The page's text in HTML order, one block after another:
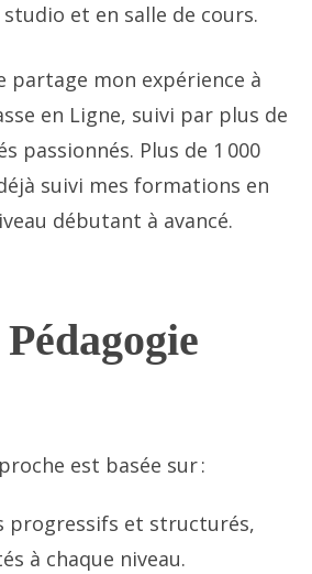
studio et en salle de cours.
partage mon expérience à
en Ligne, suivi par plus de
passionnés. Plus de 1 000
suivi mes formations en
débutant à avancé.
est basée sur :
progressifs et structurés,
à chaque niveau.